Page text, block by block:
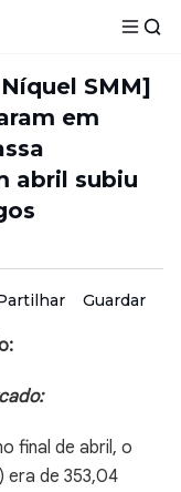
SMM]
em
abril subiu
Guardar
final de abril, o
era de 353,04